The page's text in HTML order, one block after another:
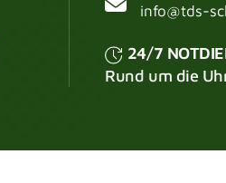
info@tds-
24/7
Rund um die